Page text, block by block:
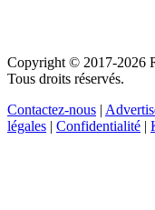
Copyright © 2017-2026
Tous droits réservés.
Contactez-nous |
légales | Confidentialité |